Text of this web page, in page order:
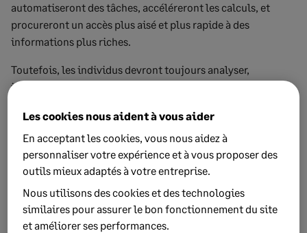
automatiseront des tâches, accéléreront les calculs, et
procureront un accès plus aisé et plus rapide à des
informations plus riches.
Toutefois, les individus devront toujours analyser,
interpréter et accompagner ces informations.
Bien que ces technologies en soient encore à un stade
précoce, l’intelligence artificielle et l’apprentissage
automatique peuvent procurer aux bureaux de gestion de
patrimoine des moyens plus efficaces et plus efficients
Les professionnels des bureaux de gestion de patrimoine
qui prennent les devants et qui aident leur société à tirer
Les cookies nous aident à vous aider
En acceptant les cookies, vous nous aidez à
personnaliser votre expérience et à vous proposer des
outils mieux adaptés à votre entreprise.
Nous utilisons des cookies et des technologies
similaires pour assurer le bon fonctionnement du site
et améliorer ses performances.